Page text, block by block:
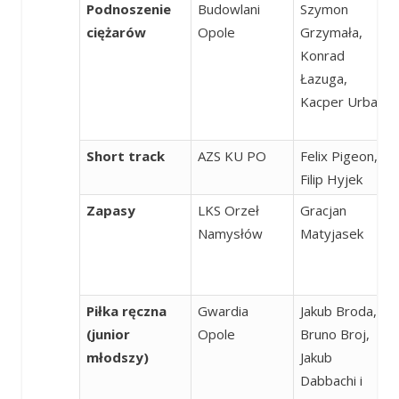
Podnoszenie
ciężarów
Budowlani
Opole
Szymon
Grzymała,
Konrad
Łazuga,
Kacper Urban
Short track AZS KU PO
Felix Pigeon,
Filip Hyjek
Zapasy
LKS Orzeł
Namysłów
Gracjan
Matyjasek
Piłka ręczna
(junior
młodszy)
Gwardia
Opole
Jakub Broda,
Bruno Broj,
Jakub
Dabbachi i